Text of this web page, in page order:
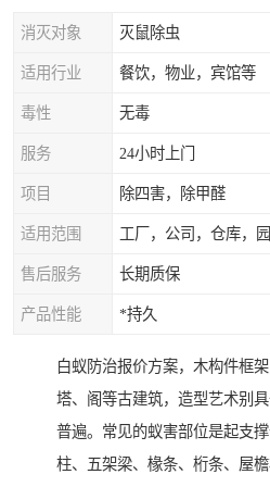
消灭对象 灭鼠除虫
适用行业 餐饮，物业，宾馆等
毒性 无毒
服务 24小时上门
项目 除四害，除甲醛
适用范围 工厂，公司，仓库，
售后服务 长期质保
产品性能 *持久
白蚁防治报价方案，木构件框
塔、阁等古建筑，造型艺术别
普遍。常见的蚁害部位是起支
柱、五架梁、椽条、桁条、屋檐